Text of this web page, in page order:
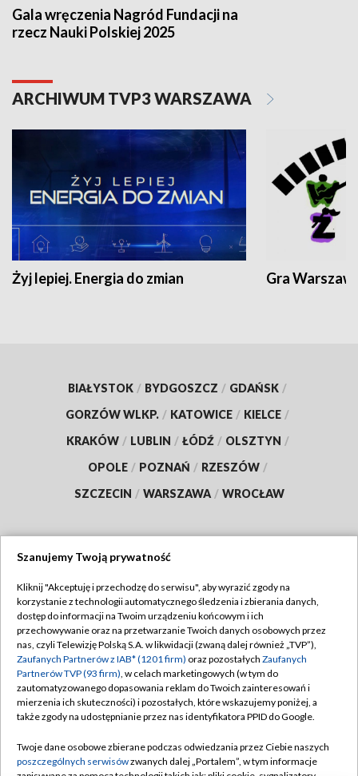
Gala wręczenia Nagród Fundacji na
rzecz Nauki Polskiej 2025
ARCHIWUM TVP3 WARSZAWA
Żyj lepiej. Energia do zmian Gra
BIAŁYSTOK / BYDGOSZCZ / GDAŃSK /
GORZÓW WLKP. / KATOWICE / KIELCE /
KRAKÓW / LUBLIN / ŁÓDŹ / OLSZTYN /
OPOLE / POZNAŃ / RZESZÓW /
SZCZECIN / WARSZAWA / WROCŁAW
TVP
Abonament TVP
Emisja w TVP
Centrum informacji TVP
Naziemna Telewizja Cyfrowa
Rada Programowa
Regulamin TVP
Polityka prywatności
Moje zgody
Pomoc
Kontakt
Szanujemy Twoją prywatność
Kliknij "Akceptuję i przechodzę do serwisu", aby wyrazić zgody na
korzystanie z technologii automatycznego śledzenia i zbierania danych,
dostęp do informacji na Twoim urządzeniu końcowym i ich
przechowywanie oraz na przetwarzanie Twoich danych osobowych przez
nas, czyli Telewizję Polską S.A. w likwidacji (zwaną dalej również „TVP”),
Zaufanych Partnerów z IAB* (1201 firm) oraz pozostałych Zaufanych
Partnerów TVP (93 firm), w celach marketingowych (w tym do
zautomatyzowanego dopasowania reklam do Twoich zainteresowań i
mierzenia ich skuteczności) i pozostałych, które wskazujemy poniżej, a
także zgody na udostępnianie przez nas identyfikatora PPID do Google.
Twoje dane osobowe zbierane podczas odwiedzania przez Ciebie naszych
poszczególnych serwisówzwanych dalej „Portalem”, w tym informacje